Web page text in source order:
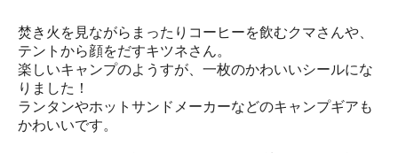
焚き火を見ながらまったりコーヒーを飲むクマさんや、
テントから顔をだすキツネさん。
楽しいキャンプのようすが、一枚のかわいいシールにな
りました！
ランタンやホットサンドメーカーなどのキャンプギアも
かわいいです。